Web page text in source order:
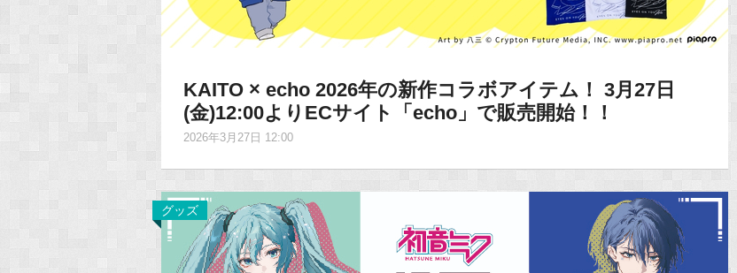
KAITO × echo 2026年の新作コラボアイテム！ 3月27日
(金)12:00よりECサイト「echo」で販売開始！！
2026年3月27日 12:00
グッズ